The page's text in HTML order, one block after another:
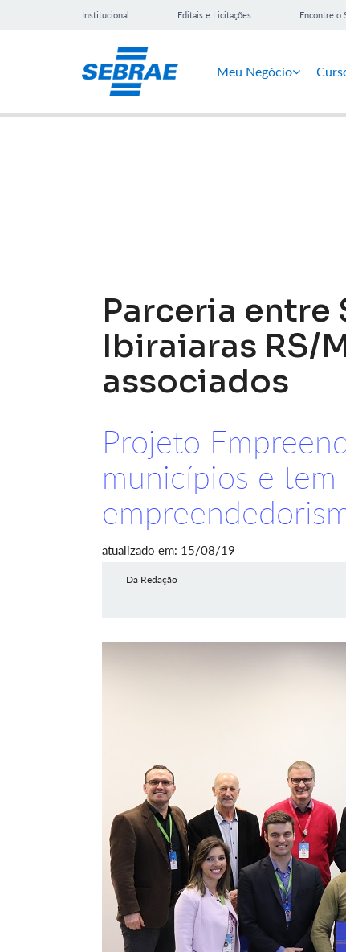
Institucional Editais e Licitações Encontre o
Meu Negócio
Parceria entre
Ibiraiaras RS/
associados
Projeto
municípios e
atualizado em: 15/08/19
Da Redação